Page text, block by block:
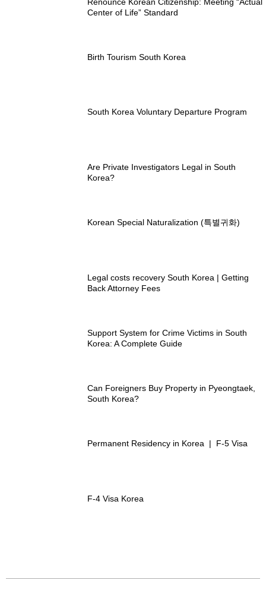
Center of Life” Standard
Birth Tourism South Korea
South Korea Voluntary Departure Program
Are Private Investigators Legal in South
Korea?
Korean Special Naturalization (특별귀화)
Legal costs recovery South Korea | Getting
Back Attorney Fees
Support System for Crime Victims in South
Korea: A Complete Guide
Can Foreigners Buy Property in Pyeongtaek,
South Korea?
Permanent Residency in Korea | F-5 Visa
F-4 Visa Korea